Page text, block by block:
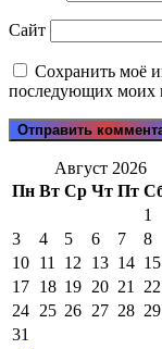
Сайт
Сохранить моё
последующих моих
Август 2026
Пн Вт Ср Чт Пт
1
3
4 5 6 7 8
10 11 12 13 14 15
17 18 19 20 21 22
24 25 26 27 28 29
31